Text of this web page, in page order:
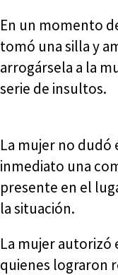
En un momento
tomó una silla y
arrogársela a la
serie de insultos.
La mujer no dudó
inmediato una
presente en el
la situación.
La mujer autorizó
quienes lograron